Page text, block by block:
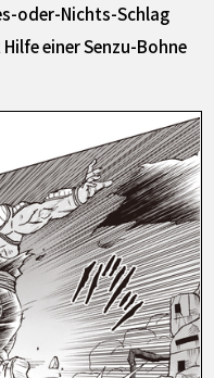
oder-Nichts-Schlag
einer Senzu-Bohne